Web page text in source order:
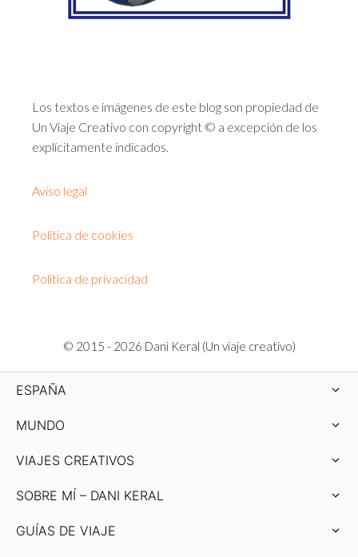
Los textos e imágenes de este blog son propiedad de
Un Viaje Creativo con copyright © a excepción de los
explícitamente indicados.
Aviso legal
Política de cookies
Política de privacidad
© 2015 - 2026 Dani Keral (Un viaje creativo)
ESPAÑA
MUNDO
VIAJES CREATIVOS
SOBRE MÍ – DANI KERAL
GUÍAS DE VIAJE